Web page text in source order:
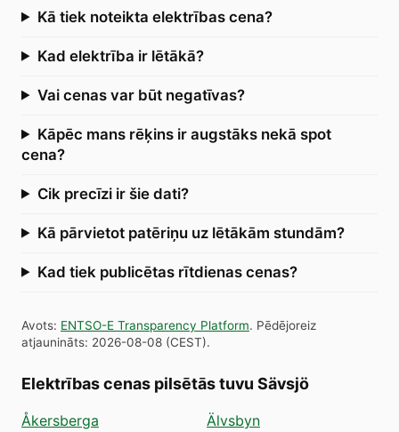
Kā tiek noteikta elektrības cena?
Kad elektrība ir lētākā?
Vai cenas var būt negatīvas?
Kāpēc mans rēķins ir augstāks nekā spot
cena?
Cik precīzi ir šie dati?
Kā pārvietot patēriņu uz lētākām stundām?
Kad tiek publicētas rītdienas cenas?
Avots: ENTSO-E Transparency Platform. Pēdējoreiz
atjaunināts: 2026-08-08 (CEST).
Elektrības cenas pilsētās tuvu Sävsjö
Åkersberga
Älvsbyn